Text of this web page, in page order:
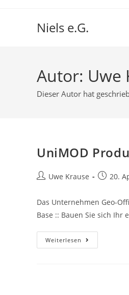
Niels e.G.
Autor: Uwe
Dieser Autor hat
UniMOD
Uwe Krause 20.
Das Unternehmen Geo-
Base :: Bauen Sie sich Ihr
Weiterlesen